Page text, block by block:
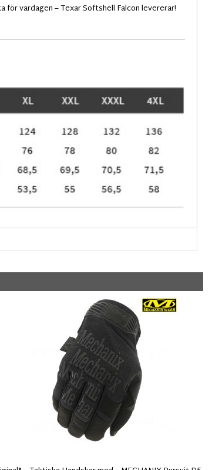
vardagen – Texar Softshell Falcon levererar!